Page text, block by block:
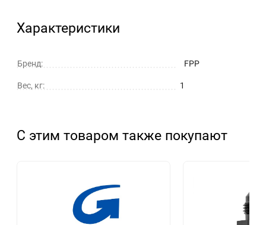
Характеристики
Бренд: FPP
Вес, кг: 1
С этим товаром также покупают